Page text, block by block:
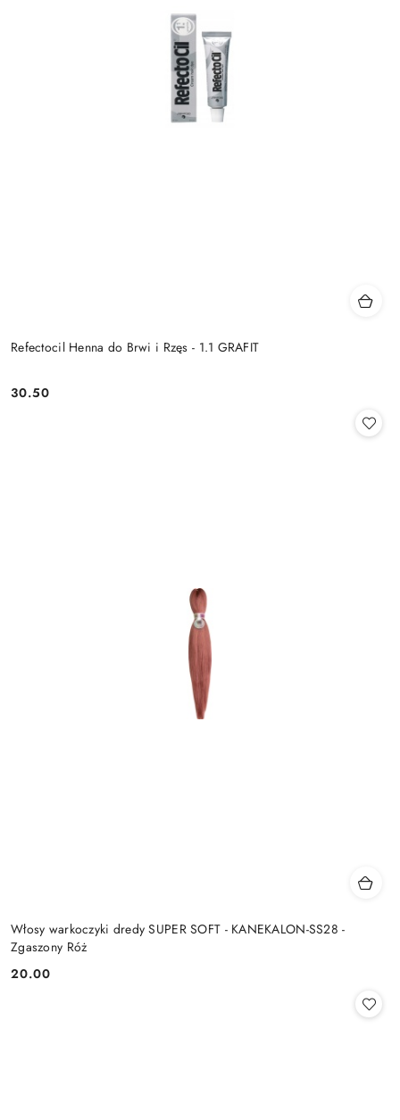
Refectocil Henna do Brwi i Rzęs - 1.1 GRAFIT
Cena:
30.50
Włosy warkoczyki dredy SUPER SOFT - KANEKALON-SS28 -
Zgaszony Róż
Cena:
20.00